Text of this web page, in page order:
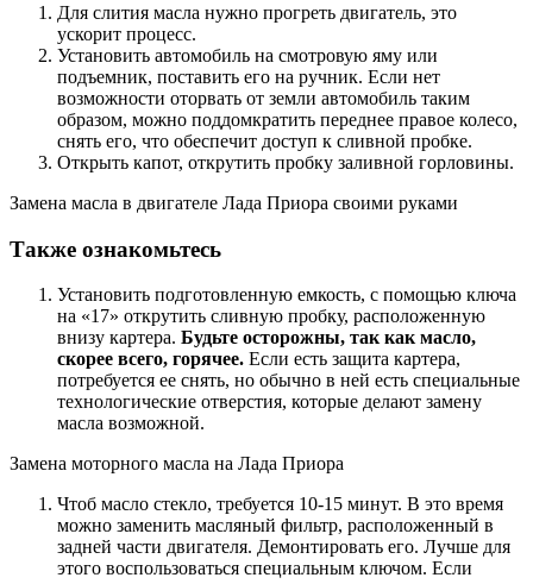
Для слития масла нужно прогреть двигатель, это
ускорит процесс.
Установить автомобиль на смотровую яму или
подъемник, поставить его на ручник. Если нет
возможности оторвать от земли автомобиль таким
образом, можно поддомкратить переднее правое колесо,
снять его, что обеспечит доступ к сливной пробке.
Открыть капот, открутить пробку заливной горловины.
Замена масла в двигателе Лада Приора своими руками
Также ознакомьтесь
Установить подготовленную емкость, с помощью ключа
на «17» открутить сливную пробку, расположенную
внизу картера. Будьте осторожны, так как масло,
скорее всего, горячее. Если есть защита картера,
потребуется ее снять, но обычно в ней есть специальные
технологические отверстия, которые делают замену
масла возможной.
Замена моторного масла на Лада Приора
Чтоб масло стекло, требуется 10-15 минут. В это время
можно заменить масляный фильтр, расположенный в
задней части двигателя. Демонтировать его. Лучше для
этого воспользоваться специальным ключом. Если